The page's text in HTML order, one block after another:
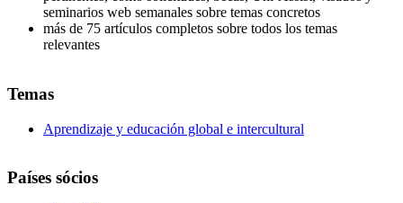
seminarios web semanales sobre temas concretos
más de 75 artículos completos sobre todos los temas
relevantes
Temas
Aprendizaje y educación global e intercultural
Países sócios